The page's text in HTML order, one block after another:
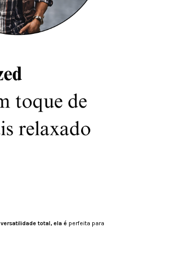
versatilidade total, ela é perfeita para